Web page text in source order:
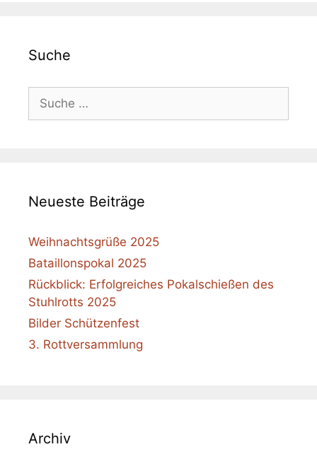
Suche
Suche
nach:
Neueste Beiträge
Weihnachtsgrüße 2025
Bataillonspokal 2025
Rückblick: Erfolgreiches Pokalschießen des
Stuhlrotts 2025
Bilder Schützenfest
3. Rottversammlung
Archiv